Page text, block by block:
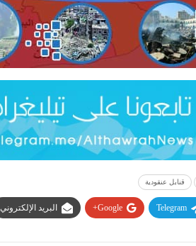
قنابل عنقودية
Telegram
Google+ البريد الإلكتروني